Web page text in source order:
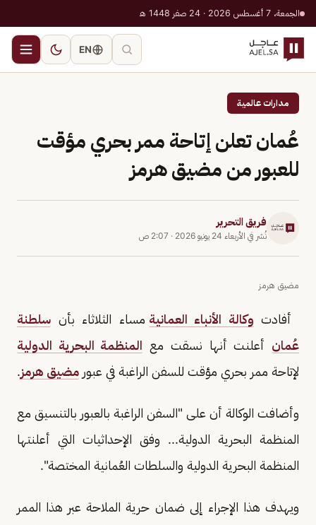
الجمعة، 7 أغسطس 2026 · 24 صفر 1448 هـ
EN
مدارات عالمية
عُمان تعلن إتاحة ممر بحري مؤقت
للعبور من مضيق هرمز
فريق التحرير
نُشر في الأربعاء 24 يونيو 2026 · 2:07 ص
مضيق هرمز
أفادت وكالة الأنباء العمانية مساء الثلاثاء بأن سلطنة
عُمان أعلنت أنها نسقت مع المنظمة البحرية الدولية
لإتاحة ممر بحري مؤقت للسفن الراغبة في عبور مضيق هرمز.
وأضافت الوكالة أن على "السفن الراغبة بالعبور بالتنسيق مع
المنظمة البحرية الدولية... وفق الإحداثيات التي أعلنتها
المنظمة البحرية الدولية والسلطات العُمانية المختصة".
ويهدف هذا الإجراء إلى ضمان حرية الملاحة عبر هذا الممر